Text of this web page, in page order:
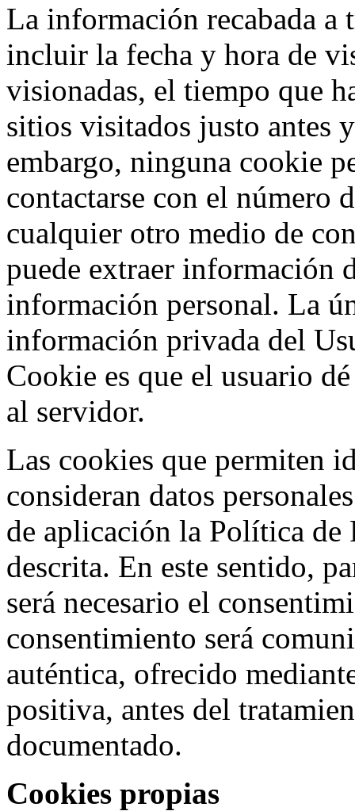
La información recabada a
incluir la fecha y hora de
visionadas, el tiempo que
sitios visitados justo antes
embargo, ninguna cookie
contactarse con el número
cualquier otro medio de
puede extraer información
información personal. La
información privada del
Cookie es que el usuario
al servidor.
Las cookies que permiten
consideran datos
de aplicación la Política de
descrita. En este sentido,
será necesario el
consentimiento será
auténtica, ofrecido
positiva, antes del
documentado.
Cookies propias